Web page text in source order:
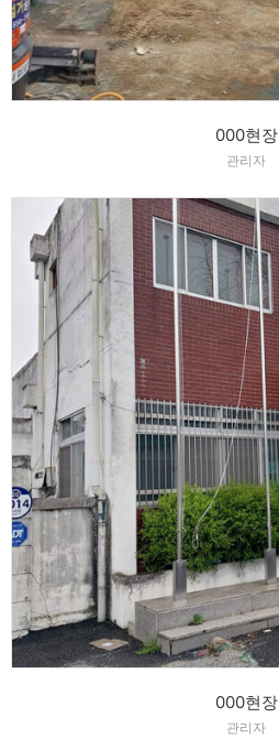
000현장
관리자
000현장
관리자